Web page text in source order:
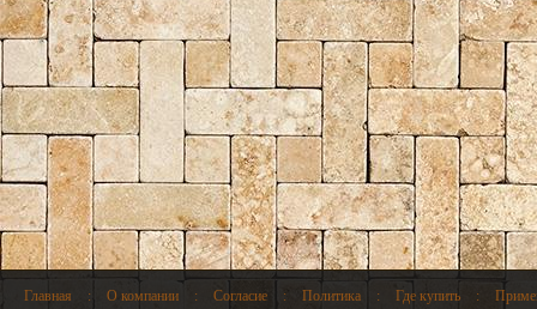
Главная : О компании : Согласие : Политика : Где купить :